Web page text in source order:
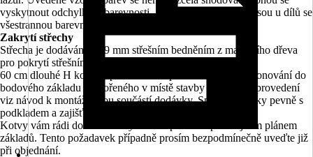
vyskytnout odchylky v barevnosti. Stopy po usazeninách jsou u dílů se
všestrannou barevnou úpravou technicky podmíněné.
Zakrytí střechy
Střecha je dodávána s 19 mm střešním bedněním z masivního dřeva
pro pokrytí střešními šindeli.
60 cm dlouhé H kotvy z pozinkované ploché oceli k zabetonování do
bodového základu vytvořeného v místě stavby (velikost a provedení
viz návod k montáži) jsou součástí dodávky. Spojují sloupky pevně s
podkladem a zajišťují vysokou míru stability.
Kotvy vám rádi dodáme na vyžádání spolu s odpovídajícím plánem
základů. Tento požadavek případně prosím bezpodmínečně uveďte již
při objednání.